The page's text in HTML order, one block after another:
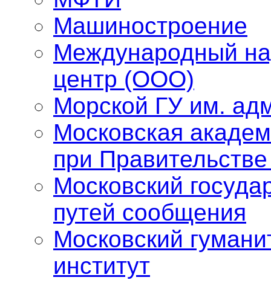
Машиностроение
Международный
центр (ООО)
Морской ГУ им.
Московская
при
Московский
путей сообщения
Московский
институт